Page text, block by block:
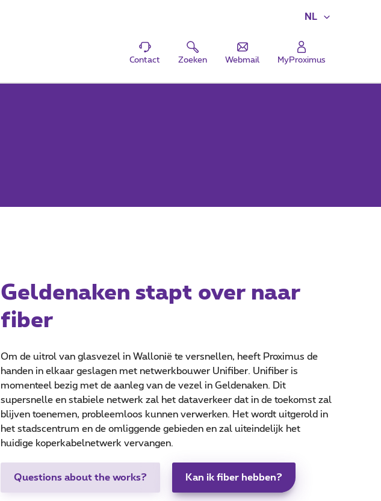
NL
Contact Zoeken Webmail MyProximus
Geldenaken stapt over naar
fiber
Om de uitrol van glasvezel in Wallonië te versnellen, heeft Proximus de
handen in elkaar geslagen met netwerkbouwer Unifiber. Unifiber is
momenteel bezig met de aanleg van de vezel in Geldenaken. Dit
supersnelle en stabiele netwerk zal het dataverkeer dat in de toekomst zal
blijven toenemen, probleemloos kunnen verwerken. Het wordt uitgerold in
het stadscentrum en de omliggende gebieden en zal uiteindelijk het
huidige koperkabelnetwerk vervangen.
Kan ik fiber hebben?
Questions about the works?